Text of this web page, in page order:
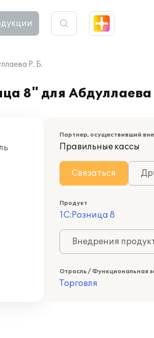
Р. Б.
8" для Абдуллаева
Партнер, осуществивший
Правильные кассы
Связаться
Продукт
1С:Розница 8
Внедрения
Отрасль / Функциональная
Торговля